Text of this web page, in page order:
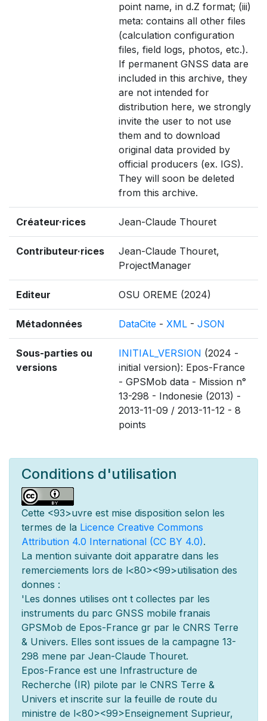
point name, in d.Z format; (iii)
meta: contains all other files
(calculation configuration
files, field logs, photos, etc.).
If permanent GNSS data are
included in this archive, they
are not intended for
distribution here, we strongly
invite the user to not use
them and to download
original data provided by
official producers (ex. IGS).
They will soon be deleted
from this archive.
Créateur·rices Jean-Claude Thouret
Contributeur·rices
Jean-Claude Thouret,
ProjectManager
Editeur OSU OREME (2024)
Métadonnées DataCite - XML - JSON
Sous-parties ou
versions
INITIAL_VERSION (2024 -
initial version): Epos-France
- GPSMob data - Mission n°
13-298 - Indonesie (2013) -
2013-11-09 / 2013-11-12 - 8
points
Conditions d'utilisation
Cette <93>uvre est mise disposition selon les
termes de la Licence Creative Commons
Attribution 4.0 International (CC BY 4.0).
La mention suivante doit apparatre dans les
remerciements lors de l<80><99>utilisation des
donnes :
'Les donnes utilises ont t collectes par les
instruments du parc GNSS mobile franais
GPSMob de Epos-France gr par le CNRS Terre
& Univers. Elles sont issues de la campagne 13-
298 mene par Jean-Claude Thouret.
Epos-France est une Infrastructure de
Recherche (IR) pilote par le CNRS Terre &
Univers et inscrite sur la feuille de route du
ministre de l<80><99>Enseignement Suprieur,